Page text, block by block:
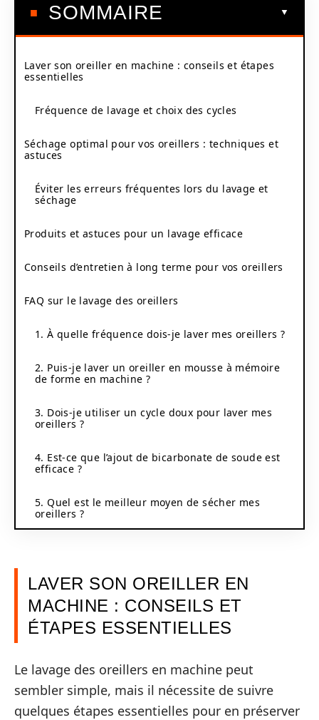
SOMMAIRE
Laver son oreiller en machine : conseils et étapes
essentielles
Fréquence de lavage et choix des cycles
Séchage optimal pour vos oreillers : techniques et
astuces
Éviter les erreurs fréquentes lors du lavage et
séchage
Produits et astuces pour un lavage efficace
Conseils d’entretien à long terme pour vos oreillers
FAQ sur le lavage des oreillers
1. À quelle fréquence dois-je laver mes oreillers ?
2. Puis-je laver un oreiller en mousse à mémoire
de forme en machine ?
3. Dois-je utiliser un cycle doux pour laver mes
oreillers ?
4. Est-ce que l’ajout de bicarbonate de soude est
efficace ?
5. Quel est le meilleur moyen de sécher mes
oreillers ?
LAVER SON OREILLER EN
MACHINE : CONSEILS ET
ÉTAPES ESSENTIELLES
Le lavage des oreillers en machine peut
sembler simple, mais il nécessite de suivre
quelques étapes essentielles pour en préserver